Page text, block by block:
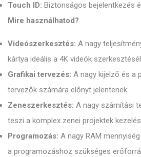
Touch ID: Biztonságos bejelentkezés
Mire használhatod?
Videószerkesztés: A nagy
kártya ideális a 4K videók
Grafikai tervezés: A nagy kijelző és a
tervezők számára előnyt jelentenek.
Zeneszerkesztés: A nagy számítási
teszi a komplex zenei projektek
Programozás: A nagy RAM
a programozáshoz szükséges